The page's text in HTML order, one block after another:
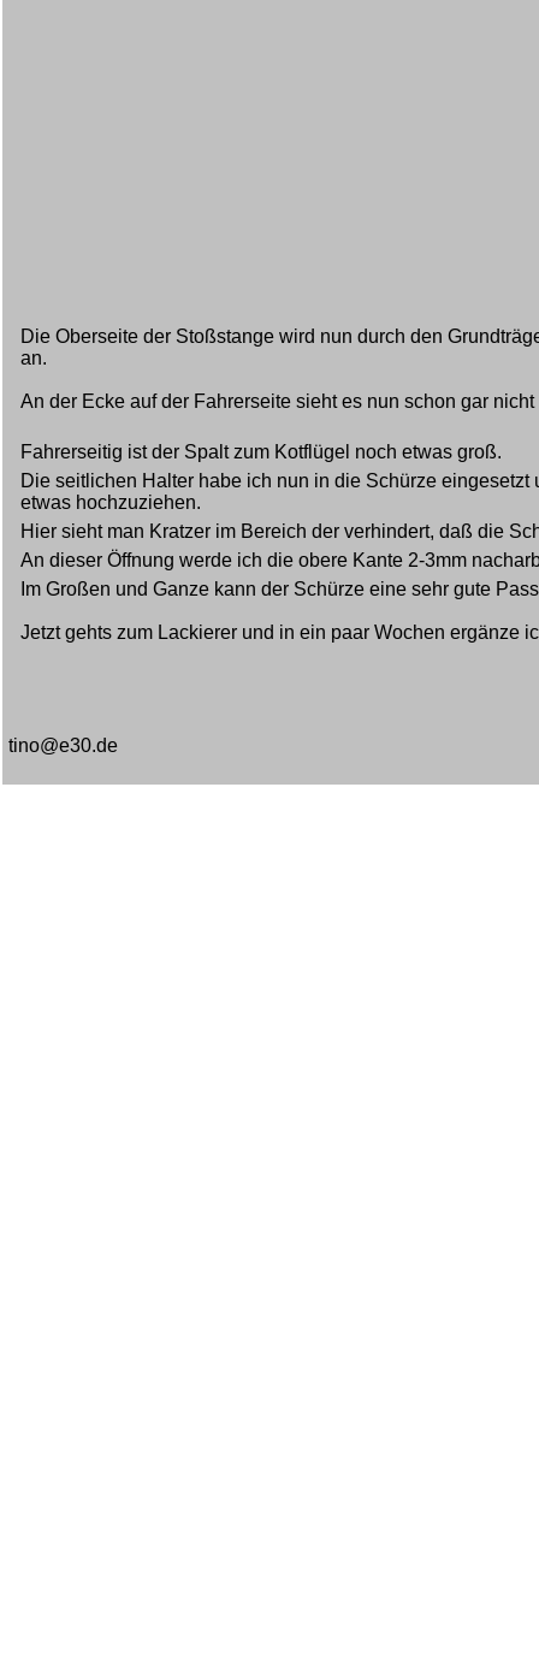
Die Oberseite der Stoßstange wird nun durch den
an.
An der Ecke auf der Fahrerseite sieht es nun schon gar
Fahrerseitig ist der Spalt zum Kotflügel noch etwas groß.
Die seitlichen Halter habe ich nun in die Schürze
etwas hochzuziehen.
Hier sieht man Kratzer im Bereich der verhindert, daß die
An dieser Öffnung werde ich die obere Kante 2-3mm
Im Großen und Ganze kann der Schürze eine sehr gute
Jetzt gehts zum Lackierer und in ein paar Wochen ergänze
tino@e30.de